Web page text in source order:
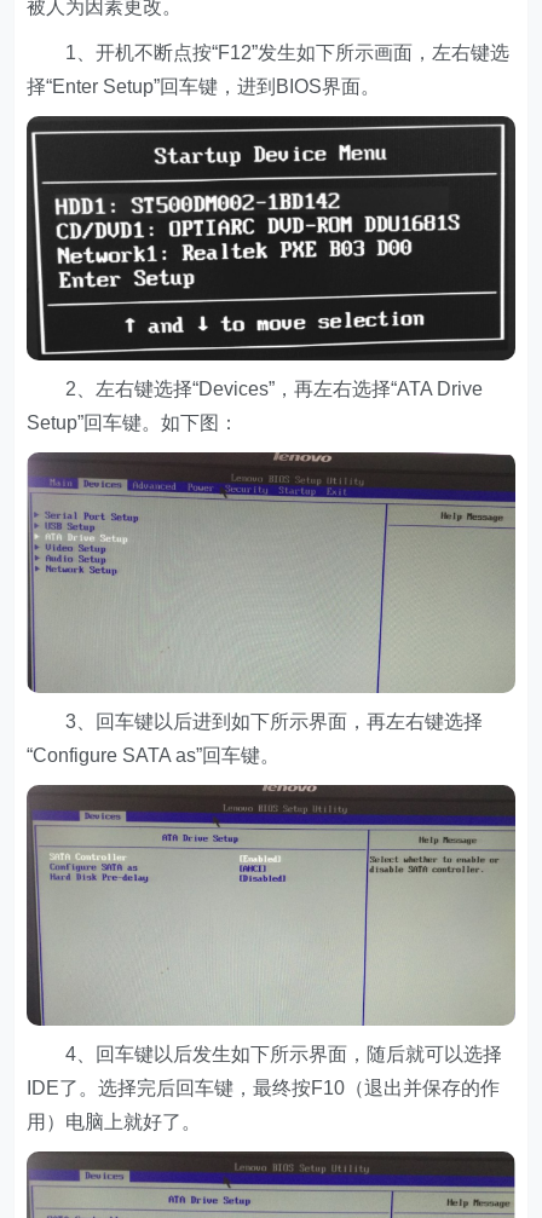
被人为因素更改。
1、开机不断点按“F12”发生如下所示画面，左右键选
择“Enter Setup”回车键，进到BIOS界面。
2、左右键选择“Devices”，再左右选择“ATA Drive
Setup”回车键。如下图：
3、回车键以后进到如下所示界面，再左右键选择
“Configure SATA as”回车键。
4、回车键以后发生如下所示界面，随后就可以选择
IDE了。选择完后回车键，最终按F10（退出并保存的作
用）电脑上就好了。